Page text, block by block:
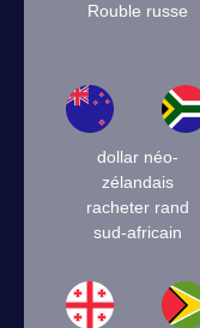
Rouble russe
dollar néo-
zélandais
racheter rand
sud-africain